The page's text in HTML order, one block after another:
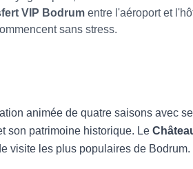
VIP Bodrumentre l'aéroport et
sans stress.
animée de quatre saisons avec
son patrimoine historique. Le
visite les plus populaires de Bodrum.